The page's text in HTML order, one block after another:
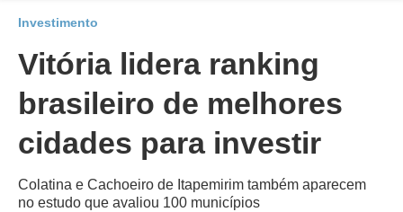
Investimento
Vitória lidera ranking
brasileiro de melhores
cidades para investir
Colatina e Cachoeiro de Itapemirim também aparecem
no estudo que avaliou 100 municípios